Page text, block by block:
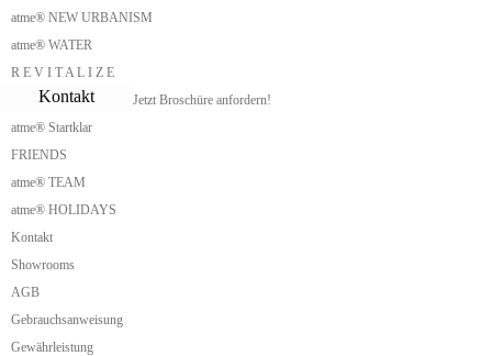
atme® NEW URBANISM
atme® WATER
R E V I T A L I Z E
Kontakt
Jetzt Broschüre anfordern!
atme® Startklar
FRIENDS
atme® TEAM
atme® HOLIDAYS
Kontakt
Showrooms
AGB
Gebrauchsanweisung
Gewährleistung
Cabana
Barraco
Choupana
Zweipersonenhaus
Singlehaus
Singlehaus Holz
Singlehaus Fertighaus
Singlehaus günstig
Containerhaus kaufen
Containerhaus bauen
Mikrohaus
Kleines Holzhaus
Seniorenhaus